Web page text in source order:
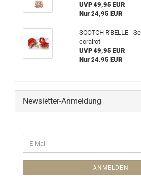
UVP 49,95 EUR
Nur 24,95 EUR
SCOTCH R'BELLE -
coralrot
UVP 49,95 EUR
Nur 24,95 EUR
Newsletter-Anmeldung
ZUR
E-
Mail
ANMELDEN